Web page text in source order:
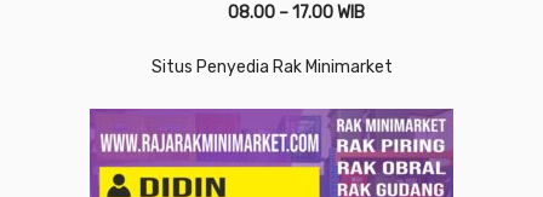
08.00 – 17.00 WIB
Situs Penyedia Rak Minimarket